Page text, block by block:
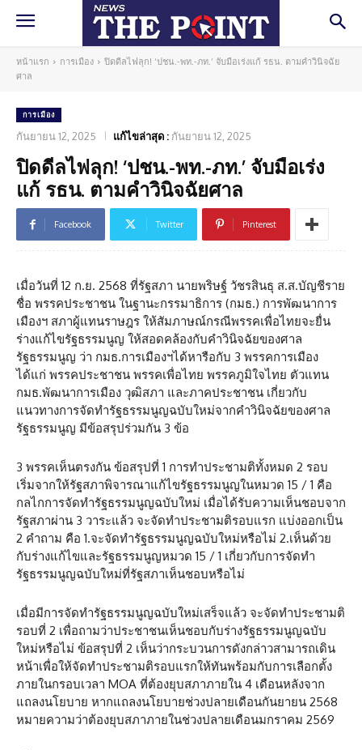
หน้าแรก การเมือง
ปิดดีลไฟลุก! ‘ปชน.-พท.-ภท.’ จับมือเร่งแก้ รธน. ตามคำวินิจฉัย
ศาล
การเมือง
กันยายน 12, 2025 แก้ไขล่าสุด : กันยายน 12, 2025
ปิดดีลไฟลุก! ‘ปชน.-พท.-ภท.’ จับมือเร่ง
แก้ รธน. ตามคำวินิจฉัยศาล
Facebook Twitter Pinterest
เมื่อวันที่ 12 ก.ย. 2568 ที่รัฐสภา นายพริษฐ์ วัชรสินธุ ส.ส.บัญชีราย
ชื่อ พรรคประชาชน ในฐานะกรรมาธิการ (กมธ.) การพัฒนาการ
เมืองฯ สภาผู้แทนราษฎร ให้สัมภาษณ์กรณีพรรคเพื่อไทยจะยื่น
ร่างแก้ไขรัฐธรรมนูญ ให้สอดคล้องกับคำวินิจฉัยของศาล
รัฐธรรมนูญ ว่า กมธ.การเมืองฯได้หารือกับ 3 พรรคการเมือง
ได้แก่ พรรคประชาชน พรรคเพื่อไทย พรรคภูมิใจไทย ตัวแทน
กมธ.พัฒนาการเมือง วุฒิสภา และภาคประชาชน เกี่ยวกับ
แนวทางการจัดทำรัฐธรรมนูญฉบับใหม่จากคำวินิจฉัยของศาล
รัฐธรรมนูญ มีข้อสรุปร่วมกัน 3 ข้อ
3 พรรคเห็นตรงกัน ข้อสรุปที่ 1 การทำประชามติทั้งหมด 2 รอบ
เริ่มจากให้รัฐสภาพิจารณาแก้ไขรัฐธรรมนูญในหมวด 15 / 1 คือ
กลไกการจัดทำรัฐธรรมนูญฉบับใหม่ เมื่อได้รับความเห็นชอบจาก
รัฐสภาผ่าน 3 วาระแล้ว จะจัดทำประชามติรอบแรก แบ่งออกเป็น
2 คำถาม คือ 1.จะจัดทำรัฐธรรมนูญฉบับใหม่หรือไม่ 2.เห็นด้วย
กับร่างแก้ไขและรัฐธรรมนูญหมวด 15 / 1 เกี่ยวกับการจัดทำ
รัฐธรรมนูญฉบับใหม่ที่รัฐสภาเห็นชอบหรือไม่
เมื่อมีการจัดทำรัฐธรรมนูญฉบับใหม่เสร็จแล้ว จะจัดทำประชามติ
รอบที่ 2 เพื่อถามว่าประชาชนเห็นชอบกับร่างรัฐธรรมนูญฉบับ
ใหม่หรือไม่ ข้อสรุปที่ 2 เห็นว่ากระบวนการดังกล่าวสามารถเดิน
หน้าเพื่อให้จัดทำประชามติรอบแรกให้ทันพร้อมกับการเลือกตั้ง
ภายในกรอบเวลา MOA ที่ต้องยุบสภาภายใน 4 เดือนหลังจาก
แถลงนโยบาย หากแถลงนโยบายช่วงปลายเดือนกันยายน 2568
หมายความว่าต้องยุบสภาภายในช่วงปลายเดือนมกราคม 2569